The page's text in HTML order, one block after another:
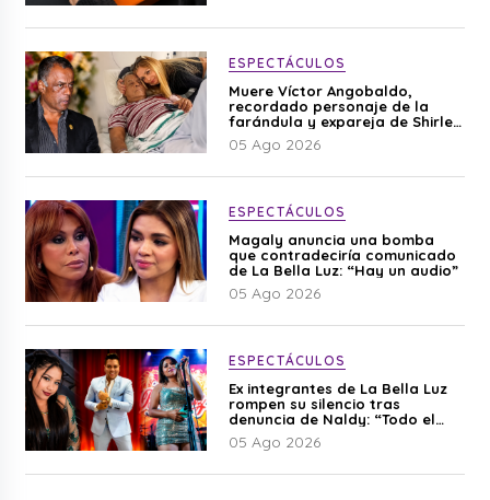
ESPECTÁCULOS
Muere Víctor Angobaldo,
recordado personaje de la
farándula y expareja de Shirley
Cherres
05 Ago 2026
ESPECTÁCULOS
Magaly anuncia una bomba
que contradeciría comunicado
de La Bella Luz: “Hay un audio”
05 Ago 2026
ESPECTÁCULOS
Ex integrantes de La Bella Luz
rompen su silencio tras
denuncia de Naldy: “Todo el
mundo lo sabía”
05 Ago 2026